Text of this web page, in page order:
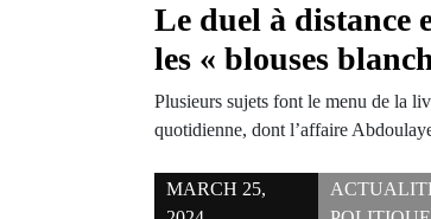
Le duel à distance
les « blouses
Plusieurs sujets font le menu de la
quotidienne, dont l’affaire
MARCH 25,